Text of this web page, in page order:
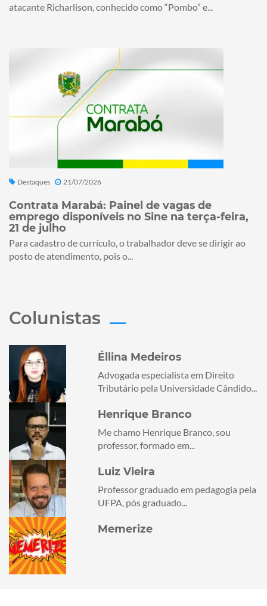
atacante Richarlison, conhecido como “Pombo” e...
Destaques 21/07/2026
Contrata Marabá: Painel de vagas de
emprego disponíveis no Sine na terça-feira,
21 de julho
Para cadastro de currículo, o trabalhador deve se dirigir ao
posto de atendimento, pois o...
Colunistas
Éllina Medeiros
Advogada especialista em Direito
Tributário pela Universidade Cândido...
Henrique Branco
Me chamo Henrique Branco, sou
professor, formado em...
Luiz Vieira
Professor graduado em pedagogia pela
UFPA, pós graduado...
Memerize